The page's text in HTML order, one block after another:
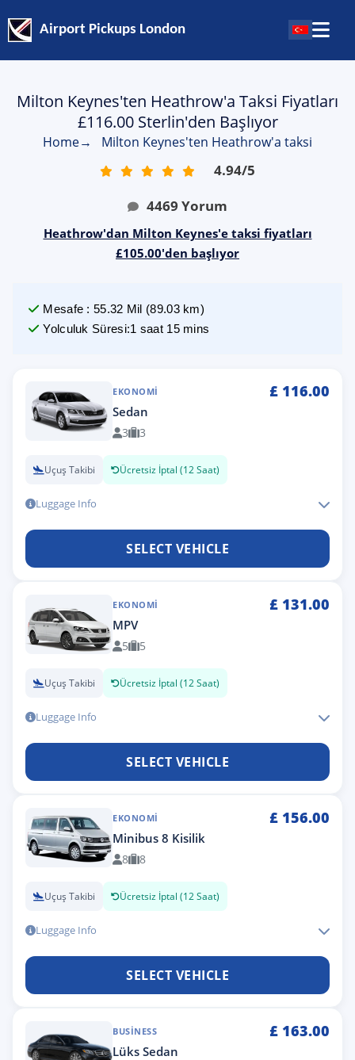
Airport Pickups London
Milton Keynes'ten Heathrow'a Taksi Fiyatları
£116.00 Sterlin'den Başlıyor
Home→ Milton Keynes'ten Heathrow'a taksi
4.94/5
4469 Yorum
Heathrow'dan Milton Keynes'e taksi fiyatları
£105.00'den başlıyor
Mesafe :55.32 Mil (89.03km)
Yolculuk Süresi:1 saat 15 mins
EKONOMI £ 116.00
Sedan
3 3
Uçuş Takibi Ücretsiz İptal (12 Saat)
Luggage Info
SELECT VEHICLE
EKONOMI £ 131.00
MPV
5 5
Uçuş Takibi Ücretsiz İptal (12 Saat)
Luggage Info
SELECT VEHICLE
EKONOMI £ 156.00
Minibus 8 Kisilik
8 8
Uçuş Takibi Ücretsiz İptal (12 Saat)
Luggage Info
SELECT VEHICLE
BUSINESS £ 163.00
Lüks Sedan